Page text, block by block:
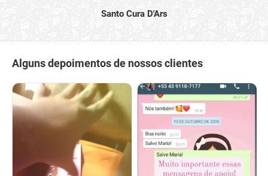
Santo Cura D'Ars
Alguns depoimentos de nossos clientes